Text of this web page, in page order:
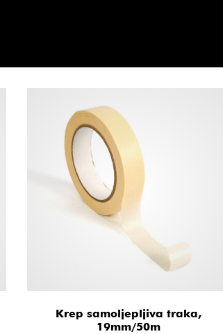
Krep samoljepljiva traka,
19mm/50m